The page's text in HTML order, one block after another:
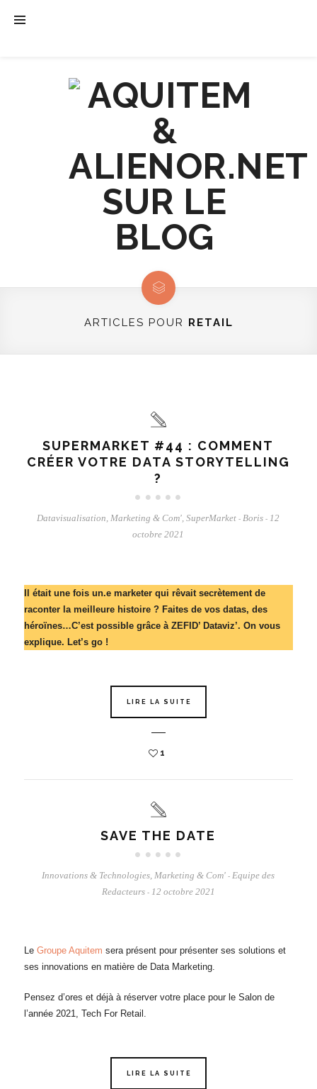
ARTICLES POUR RETAIL
SUPERMARKET #44 : COMMENT
CRÉER VOTRE DATA STORYTELLING
?
Datavisualisation,Marketing & Com',SuperMarket - Boris - 12
octobre 2021
Il était une fois un.e marketer qui rêvait secrètement de
raconter la meilleure histoire ? Faites de vos datas, des
héroïnes…C’est possible grâce à ZEFID’ Dataviz’. On vous
explique. Let’s go !
LIRE LA SUITE
1
SAVE THE DATE
Innovations & Technologies,Marketing & Com' - Equipe des
Redacteurs - 12 octobre 2021
Le Groupe Aquitem sera présent pour présenter ses solutions et
ses innovations en matière de Data Marketing.
Pensez d’ores et déjà à réserver votre place pour le Salon de
l’année 2021, Tech For Retail.
LIRE LA SUITE